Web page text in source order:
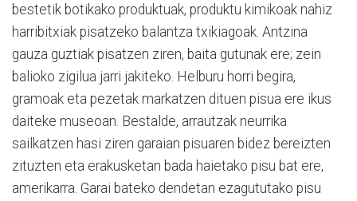
bestetik botikako produktuak, produktu kimikoak nahiz
harribitxiak pisatzeko balantza txikiagoak. Antzina
gauza guztiak pisatzen ziren, baita gutunak ere; zein
balioko zigilua jarri jakiteko. Helburu horri begira,
gramoak eta pezetak markatzen dituen pisua ere ikus
daiteke museoan. Bestalde, arrautzak neurrika
sailkatzen hasi ziren garaian pisuaren bidez bereizten
zituzten eta erakusketan bada haietako pisu bat ere,
amerikarra. Garai bateko dendetan ezagututako pisu